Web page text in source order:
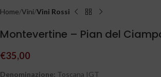
Home Vini Vini Rossi
Montevertine – Pian del
€35,00
Denominazione: Toscana IGT